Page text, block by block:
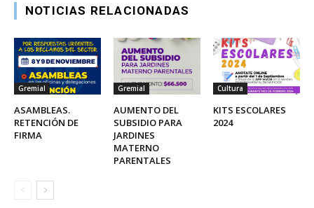
NOTICIAS RELACIONADAS
Gremial
ASAMBLEAS.
RETENCIÓN DE
FIRMA
Gremial
AUMENTO DEL
SUBSIDIO PARA
JARDINES
MATERNO
PARENTALES
Cultura
KITS ESCOLARES
2024